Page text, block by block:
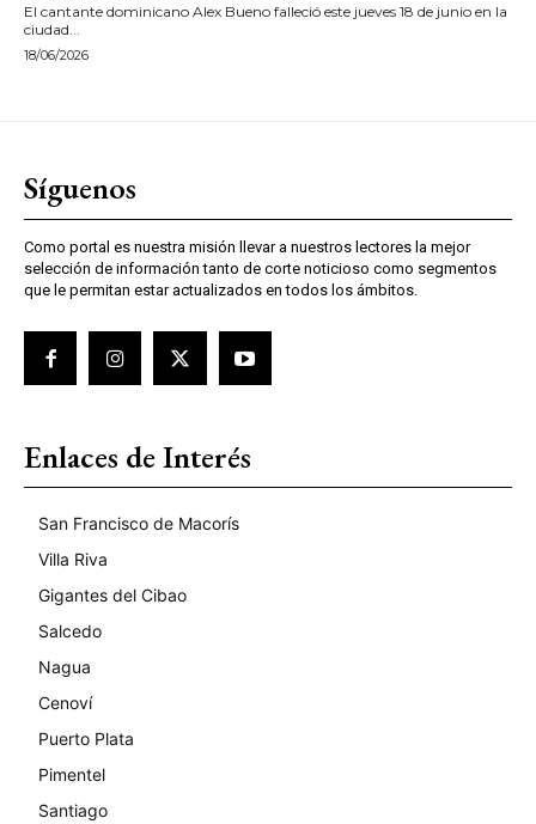
El cantante dominicano Alex Bueno falleció este jueves 18 de junio en la
ciudad...
18/06/2026
Síguenos
Como portal es nuestra misión llevar a nuestros lectores la mejor
selección de información tanto de corte noticioso como segmentos
que le permitan estar actualizados en todos los ámbitos.
Enlaces de Interés
San Francisco de Macorís
Villa Riva
Gigantes del Cibao
Salcedo
Nagua
Cenoví
Puerto Plata
Pimentel
Santiago